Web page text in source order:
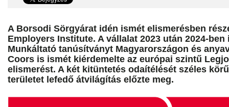
A Borsodi Sörgyárat idén ismét elismerésben
Employers Institute. A vállalat 2023 után 2024-
Munkáltató tanúsítványt Magyarországon és
Coors is ismét kiérdemelte az európai szintű
elismerést. A két kitüntetés odaítélését széles
területet lefedő átvilágítás előzte meg.